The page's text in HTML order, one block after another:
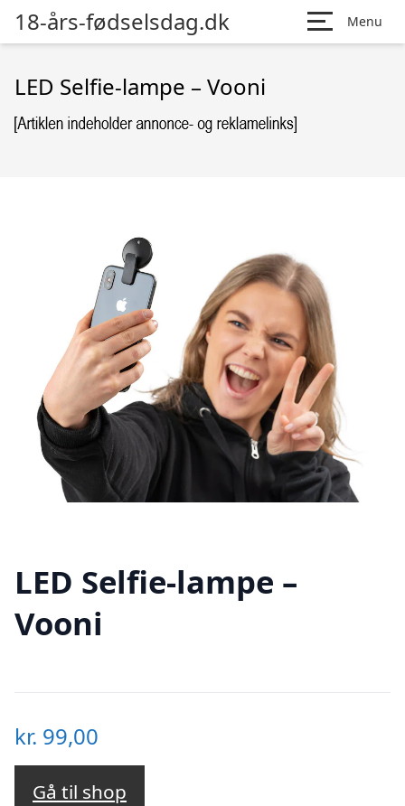
18-års-fødselsdag.dk Menu
LED Selfie-lampe – Vooni
LED Selfie-lampe –
Vooni
kr. 99,00
Gå til shop